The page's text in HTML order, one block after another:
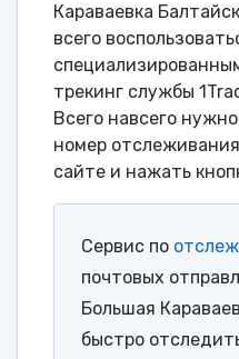
Караваевка
всего
трекинг службы
Всего навсего
номер
сайте и нажать
Сервис по
почтовых
Большая
быстро